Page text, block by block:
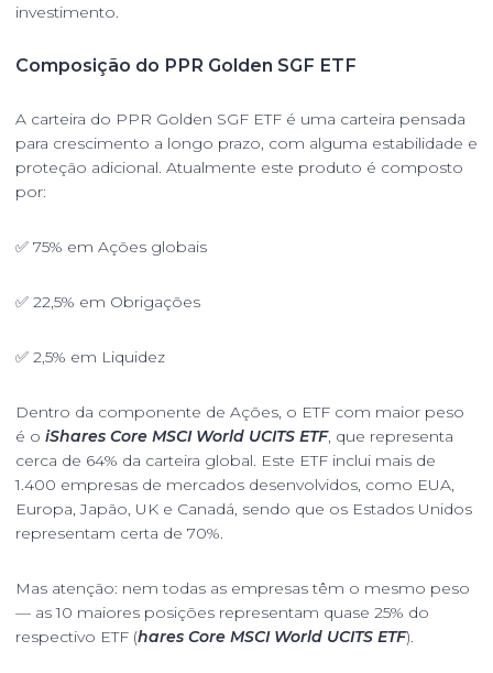
investimento.
Composição do PPR Golden SGF ETF
A carteira do PPR Golden SGF ETF é uma carteira pensada
para crescimento a longo prazo, com alguma estabilidade e
proteção adicional. Atualmente este produto é composto
por:
✅ 75% em Ações globais
✅ 22,5% em Obrigações
✅ 2,5% em Liquidez
Dentro da componente de Ações, o ETF com maior peso
é o iShares Core MSCI World UCITS ETF, que representa
cerca de 64% da carteira global. Este ETF inclui mais de
1.400 empresas de mercados desenvolvidos, como EUA,
Europa, Japão, UK e Canadá, sendo que os Estados Unidos
representam certa de 70%.
Mas atenção: nem todas as empresas têm o mesmo peso
— as 10 maiores posições representam quase 25% do
respectivo ETF (hares Core MSCI World UCITS ETF).